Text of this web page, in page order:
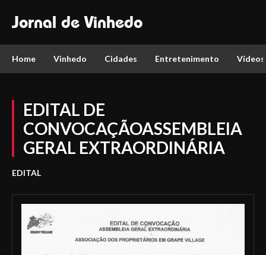
Jornal de Vinhedo
Home Vinhedo Cidades Entretenimento Vídeos
EDITAL DE
CONVOCAÇÃOASSEMBLEIA
GERAL EXTRAORDINÁRIA
EDITAL